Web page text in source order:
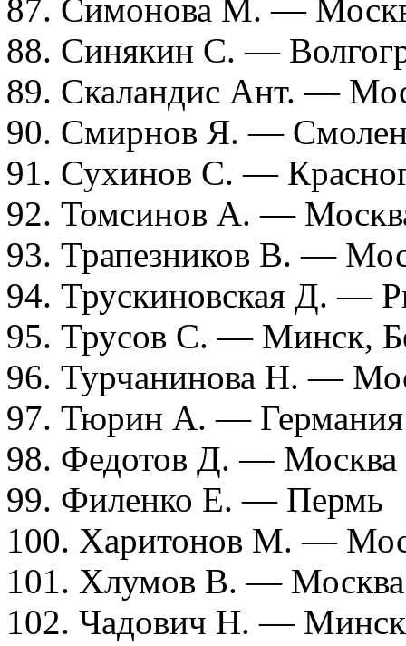
87. Симонова М. —
88. Синякин С. —
89. Скаландис Ант. —
90. Смирнов Я. —
91. Сухинов С. —
92. Томсинов А. —
93. Трапезников В. —
94. Трускиновская Д. —
95. Трусов С. — Минск,
96. Турчанинова Н. —
97. Тюрин А. — Германия
98. Федотов Д. — Москва
99. Филенко Е. — Пермь
100. Харитонов М. —
101. Хлумов В. — Москва
102. Чадович Н. —